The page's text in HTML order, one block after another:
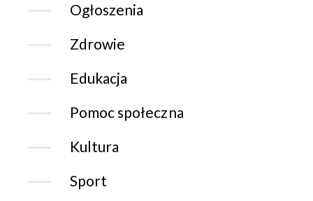
Ogłoszenia
Zdrowie
Edukacja
Pomoc społeczna
Kultura
Sport